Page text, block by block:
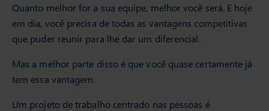
Quanto melhor for a sua equipe, melhor você será. E hoje
em dia, você precisa de todas as vantagens competitivas
que puder reunir para lhe dar um diferencial.
Mas a melhor parte disso é que você quase certamente já
tem essa vantagem.
Um projeto de trabalho centrado nas pessoas é